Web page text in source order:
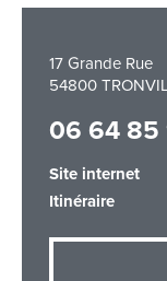
17 Grande Rue
54800
06 64 85
Site internet
Itinéraire
Téléphone
Adresse email